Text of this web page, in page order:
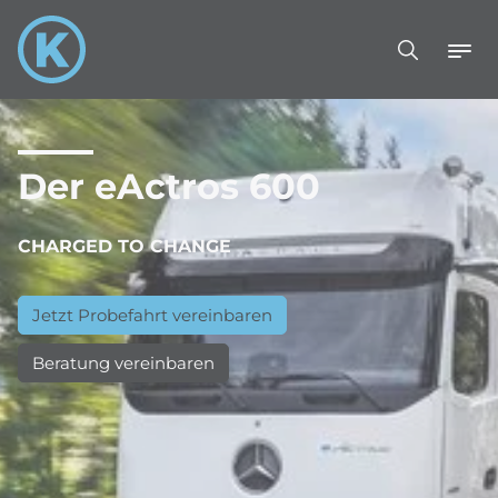
Der eActros 600
CHARGED TO CHANGE
Jetzt Probefahrt vereinbaren
Beratung vereinbaren